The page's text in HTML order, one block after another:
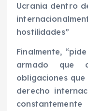
Ucrania dentro
hostilidades”
Finalmente,
armado que
obligaciones
derecho